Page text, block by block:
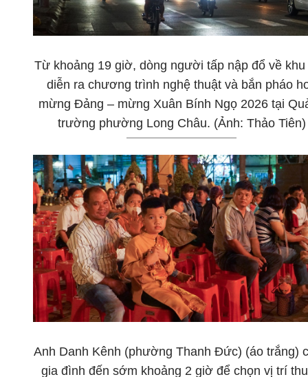
Từ khoảng 19 giờ, dòng người tấp nập đổ về
diễn ra chương trình nghệ thuật và bắn pháo
mừng Đảng – mừng Xuân Bính Ngọ 2026 tại
trường phường Long Châu. (Ảnh: Thảo Tiên)
Anh Danh Kênh (phường Thanh Đức) (áo trắng)
gia đình đến sớm khoảng 2 giờ để chọn vị trí